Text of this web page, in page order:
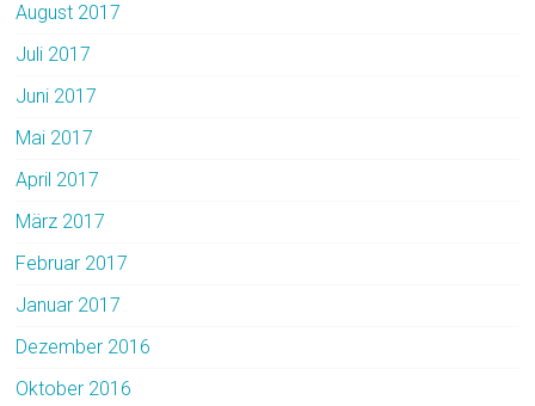
August 2017
Juli 2017
Juni 2017
Mai 2017
April 2017
März 2017
Februar 2017
Januar 2017
Dezember 2016
Oktober 2016